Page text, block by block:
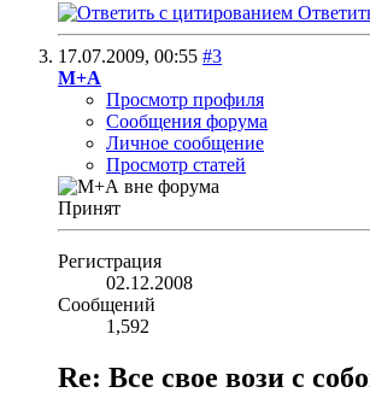
17.07.2009, 00:55 #3
М+А
Просмотр профиля
Сообщения форума
Личное сообщение
Просмотр статей
Принят
Регистрация
02.12.2008
Сообщений
1,592
Re: Все свое вози с